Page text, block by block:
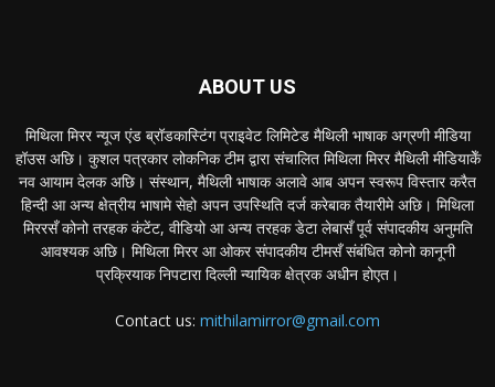
ABOUT US
मिथिला मिरर न्यूज एंड ब्रॉडकास्टिंग प्राइवेट लिमिटेड मैथिली भाषाक अग्रणी मीडिया
हॉउस अछि। कुशल पत्रकार लोकनिक टीम द्वारा संचालित मिथिला मिरर मैथिली मीडियाकेँ
नव आयाम देलक अछि। संस्थान, मैथिली भाषाक अलावे आब अपन स्वरूप विस्तार करैत
हिन्दी आ अन्य क्षेत्रीय भाषामे सेहो अपन उपस्थिति दर्ज करेबाक तैयारीमे अछि। मिथिला
मिररसँ कोनो तरहक कंटेंट, वीडियो आ अन्य तरहक डेटा लेबासँ पूर्व संपादकीय अनुमति
आवश्यक अछि। मिथिला मिरर आ ओकर संपादकीय टीमसँ संबंधित कोनो कानूनी
प्रक्रियाक निपटारा दिल्ली न्यायिक क्षेत्रक अधीन होएत।
Contact us: mithilamirror@gmail.com